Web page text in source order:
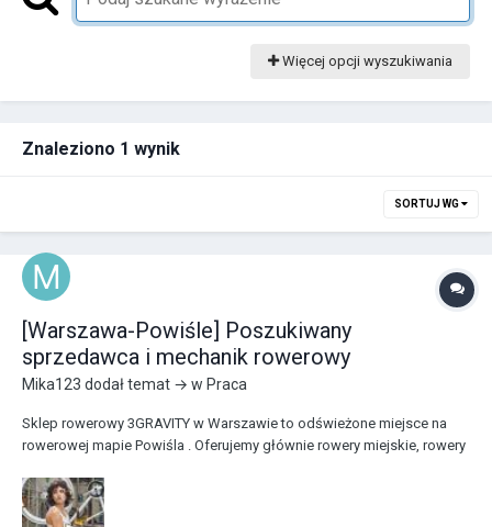
Więcej opcji wyszukiwania
Znaleziono 1 wynik
SORTUJ WG
[Warszawa-Powiśle] Poszukiwany
sprzedawca i mechanik rowerowy
Mika123 dodał temat → w Praca
Sklep rowerowy 3GRAVITY w Warszawie to odświeżone miejsce na
rowerowej mapie Powiśla . Oferujemy głównie rowery miejskie, rowery
akcesoriów. Poza pracą, jako aktywni zawodnicy regularnie startujemy
w wyścigach 4X i BMX Racing. Akt...